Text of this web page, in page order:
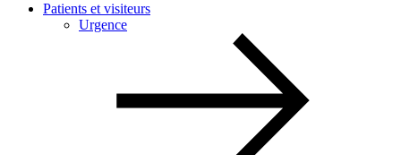
Patients et visiteurs
Urgence